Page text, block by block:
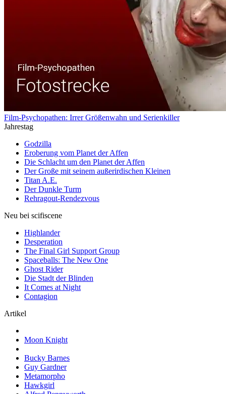
Film-Psychopathen: Irrer Größenwahn und Serienkiller
Jahrestag
Godzilla
Eroberung vom Planet der Affen
Die Schlacht um den Planet der Affen
Der Große mit seinem außerirdischen Kleinen
Titan A.E.
Der Dunkle Turm
Rehragout-Rendezvous
Neu bei scifiscene
Highlander
Desperation
The Final Girl Support Group
Spaceballs: The New One
Ghost Rider
Die Stadt der Blinden
It Comes at Night
Contagion
Artikel
Moon Knight
Bucky Barnes
Guy Gardner
Metamorpho
Hawkgirl